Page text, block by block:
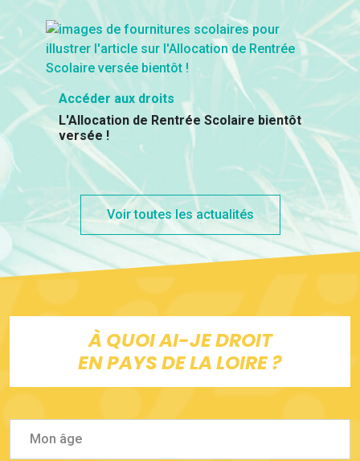
Accéder aux droits
L'Allocation de Rentrée Scolaire bientôt
versée !
Voir toutes les actualités
À QUOI AI-JE DROIT
EN PAYS DE LA LOIRE ?